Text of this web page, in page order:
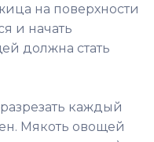
на поверхности
и начать
должна стать
каждый
Мякоть овощей